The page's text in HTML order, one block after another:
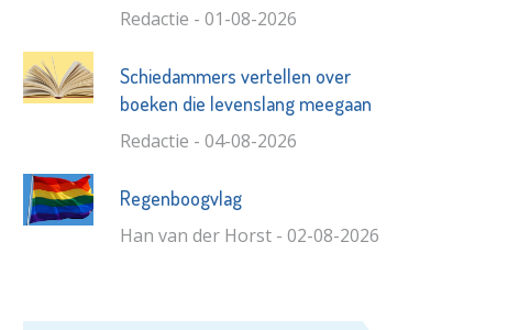
Redactie - 01-08-2026
Schiedammers vertellen over
boeken die levenslang meegaan
Redactie - 04-08-2026
Regenboogvlag
Han van der Horst - 02-08-2026